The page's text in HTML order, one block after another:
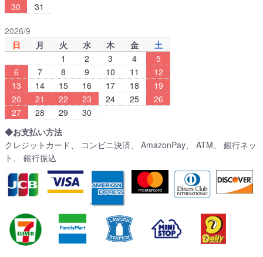
30
31
2026/9
日
月 火 水 木 金
土
1
2 3 4
5
6
7 8 9 10 11
12
13
14 15 16 17 18
19
20
21 22 23 24 25
26
27
28 29
30
◆お支払い方法
クレジットカード、 コンビニ決済、 AmazonPay、 ATM、 銀行ネッ
ト、 銀行振込